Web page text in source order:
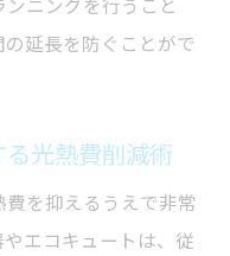
ニングを行うこと
延長を防ぐことがで
光熱費削減術
を抑えるうえで非常
エコキュートは、従